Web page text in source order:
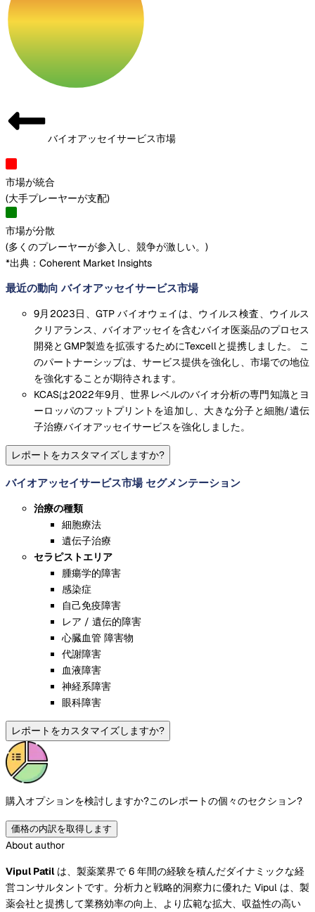
バイオアッセイサービス市場
市場が統合
(大手プレーヤーが支配)
市場が分散
(多くのプレーヤーが参入し、競争が激しい。 )
*出典：Coherent Market Insights
最近の動向 バイオアッセイサービス市場
9月2023日、GTP バイオウェイは、ウイルス検査、ウイルス
クリアランス、バイオアッセイを含むバイオ医薬品のプロセス
開発とGMP製造を拡張するためにTexcellと提携しました。 こ
のパートナーシップは、サービス提供を強化し、市場での地位
を強化することが期待されます。
KCASは2022年9月、世界レベルのバイオ分析の専門知識とヨ
ーロッパのフットプリントを追加し、大きな分子と細胞/遺伝
子治療バイオアッセイサービスを強化しました。
レポートをカスタマイズしますか?
バイオアッセイサービス市場 セグメンテーション
治療の種類
細胞療法
遺伝子治療
セラピストエリア
腫瘍学的障害
感染症
自己免疫障害
レア / 遺伝的障害
心臓血管 障害物
代謝障害
血液障害
神経系障害
眼科障害
レポートをカスタマイズしますか?
購入オプションを検討しますか?このレポートの個々のセクション?
価格の内訳を取得します
About author
Vipul Patilは、製薬業界で 6 年間の経験を積んだダイナミックな経
営コンサルタントです。分析力と戦略的洞察力に優れた Vipul は、製
薬会社と提携して業務効率の向上、より広範な拡大、収益性の高い